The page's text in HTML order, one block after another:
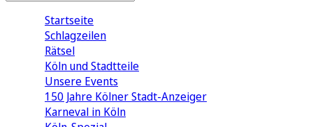
Startseite
Schlagzeilen
Rätsel
Köln und Stadtteile
Unsere Events
150 Jahre Kölner Stadt-Anzeiger
Karneval in Köln